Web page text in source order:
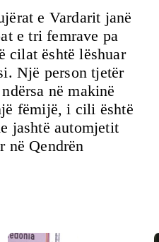
e Vardarit janë
e tri femrave pa
cilat është lëshuar
Një person tjetër
në makinë
fëmijë, i cili është
jashtë automjetit
në Qendrën